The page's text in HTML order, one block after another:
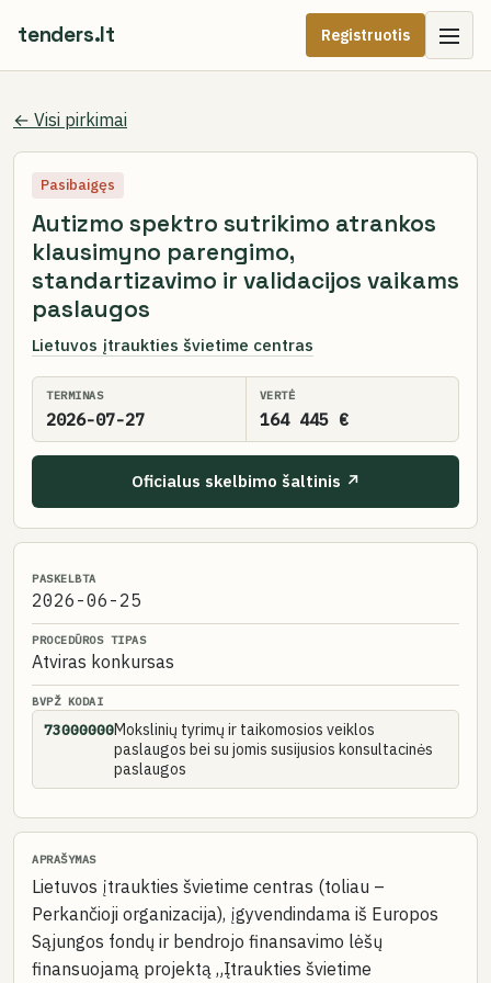
tenders.lt Registruotis
← Visi pirkimai
Pasibaigęs
Autizmo spektro sutrikimo atrankos
klausimyno parengimo,
standartizavimo ir validacijos vaikams
paslaugos
Lietuvos įtraukties švietime centras
TERMINAS
2026-07-27
VERTĖ
164 445 €
Oficialus skelbimo šaltinis ↗
PASKELBTA
2026-06-25
PROCEDŪROS TIPAS
Atviras konkursas
BVPŽ KODAI
73000000Mokslinių tyrimų ir taikomosios veiklos
paslaugos bei su jomis susijusios konsultacinės
paslaugos
APRAŠYMAS
Lietuvos įtraukties švietime centras (toliau –
Perkančioji organizacija), įgyvendindama iš Europos
Sąjungos fondų ir bendrojo finansavimo lėšų
finansuojamą projektą „Įtraukties švietime